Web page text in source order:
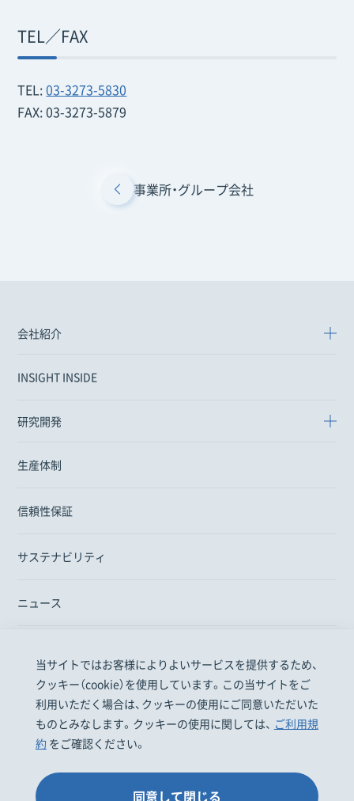
TEL／FAX
TEL:03-3273-5830
FAX: 03-3273-5879
事業所・グループ会社
当サイトではお客様によりよいサービスを提供するため、
クッキー（cookie）を使用しています。この当サイトをご
利用いただく場合は、クッキーの使用にご同意いただいた
ものとみなします。クッキーの使用に関しては、 ご利用規
約 をご確認ください。
同意して閉じる
会社紹介
INSIGHT INSIDE
研究開発
生産体制
信頼性保証
サステナビリティ
ニュース
医療関係者の皆様 一般・患者の皆様
株主投資家の皆様
採用情報お問い合わせEN
明治ホールディングス株式会社